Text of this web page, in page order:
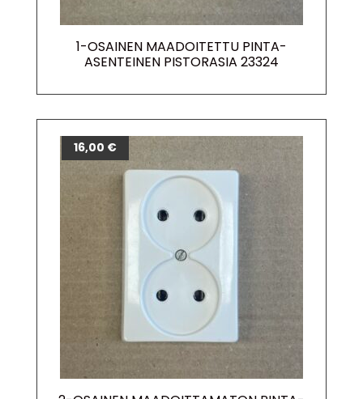
1-OSAINEN MAADOITETTU PINTA-
ASENTEINEN PISTORASIA 23324
16,00 €